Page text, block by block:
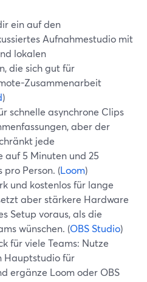
ein auf den
Aufnahmestudio mit
lokalen
die sich gut für
Zusammenarbeit
)
schnelle asynchrone Clips
aber der
jede
auf 5 Minuten und 25
Person. (Loom)
und kostenlos für lange
aber stärkere Hardware
Setup voraus, als die
wünschen. (OBS Studio)
für viele Teams: Nutze
Hauptstudio für
ergänze Loom oder OBS